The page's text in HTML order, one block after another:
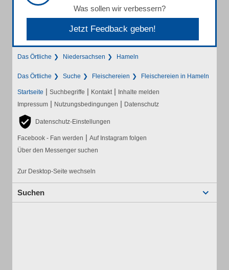
Was sollen wir verbessern?
Jetzt Feedback geben!
Das Örtliche Niedersachsen Hameln
Das Örtliche Suche Fleischereien Fleischereien in Hameln
Startseite | Suchbegriffe | Kontakt | Inhalte melden
Impressum | Nutzungsbedingungen | Datenschutz
Datenschutz-Einstellungen
Facebook - Fan werden | Auf Instagram folgen
Über den Messenger suchen
Zur Desktop-Seite wechseln
Suchen